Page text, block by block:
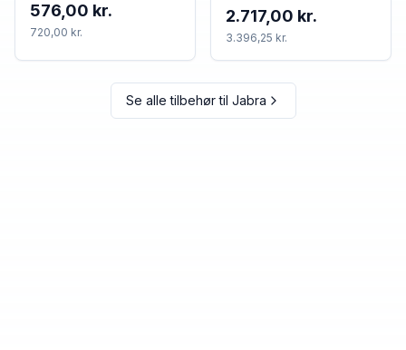
576,00 kr.
720,00 kr.
2.717,00 kr.
3.396,25 kr.
Se alle tilbehør til Jabra